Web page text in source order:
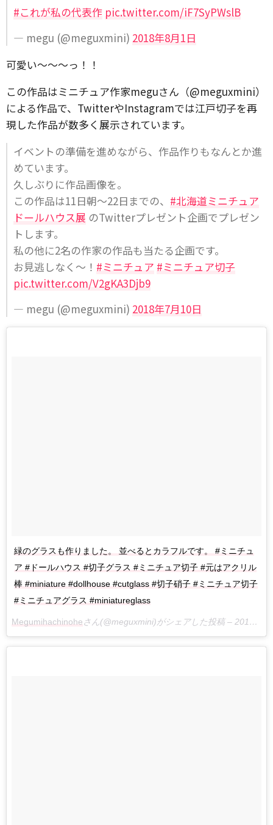
#これが私の代表作 pic.twitter.com/iF7SyPWslB
— megu (@meguxmini) 2018年8月1日
可愛い〜〜〜っ！！
この作品はミニチュア作家meguさん（@meguxmini）
による作品で、TwitterやInstagramでは江戸切子を再
現した作品が数多く展示されています。
イベントの準備を進めながら、作品作りもなんとか進
めています。
久しぶりに作品画像を。
この作品は11日朝〜22日までの、 #北海道ミニチュア
ドールハウス展 のTwitterプレゼント企画でプレゼン
トします。
私の他に2名の作家の作品も当たる企画です。
お見逃しなく〜！ #ミニチュア #ミニチュア切子
pic.twitter.com/V2gKA3Djb9
— megu (@meguxmini) 2018年7月10日
緑のグラスも作りました。 並べるとカラフルです。 #ミニチュ
ア #ドールハウス #切子グラス #ミニチュア切子 #元はアクリル
棒 #miniature #dollhouse #cutglass #切子硝子 #ミニチュア切子
#ミニチュアグラス #miniatureglass
Megumihachinoheさん(@meguxmini)がシェアした投稿 – 2018年 5月月6日午後3時02分PDT